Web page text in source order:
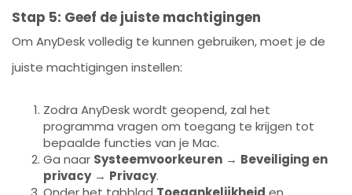
Stap 5: Geef de juiste machtigingen
Om AnyDesk volledig te kunnen gebruiken, moet je de
juiste machtigingen instellen:
Zodra AnyDesk wordt geopend, zal het
programma vragen om toegang te krijgen tot
bepaalde functies van je Mac.
Ga naar Systeemvoorkeuren → Beveiliging en
privacy→ Privacy.